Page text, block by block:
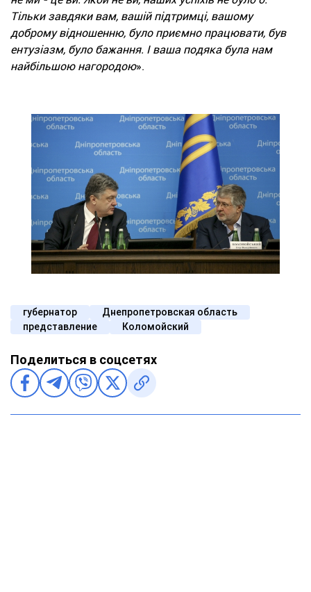
Тільки завдяки вам, вашій підтримці, вашому
доброму відношенню, було приємно працювати, був
ентузіазм, було бажання. І ваша подяка була нам
найбільшою нагородою».
губернатор
Днепропетровская область
представление
Коломойский
Поделиться в соцсетях